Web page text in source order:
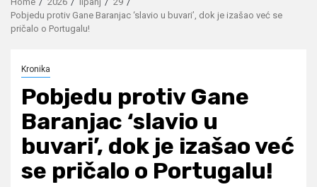
Pobjedu protiv Gane Baranjac ‘slavio u buvari’, dok je izašao već se
pričalo o Portugalu!
Kronika
Pobjedu protiv Gane
Baranjac ‘slavio u
buvari’, dok je izašao već
se pričalo o Portugalu!